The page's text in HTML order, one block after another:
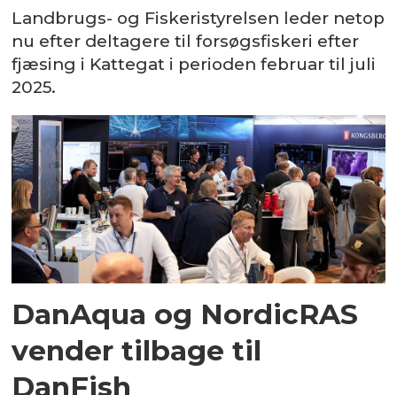
Landbrugs- og Fiskeristyrelsen leder netop
nu efter deltagere til forsøgsfiskeri efter
fjæsing i Kattegat i perioden februar til juli
2025.
DanAqua og NordicRAS
vender tilbage til
DanFish